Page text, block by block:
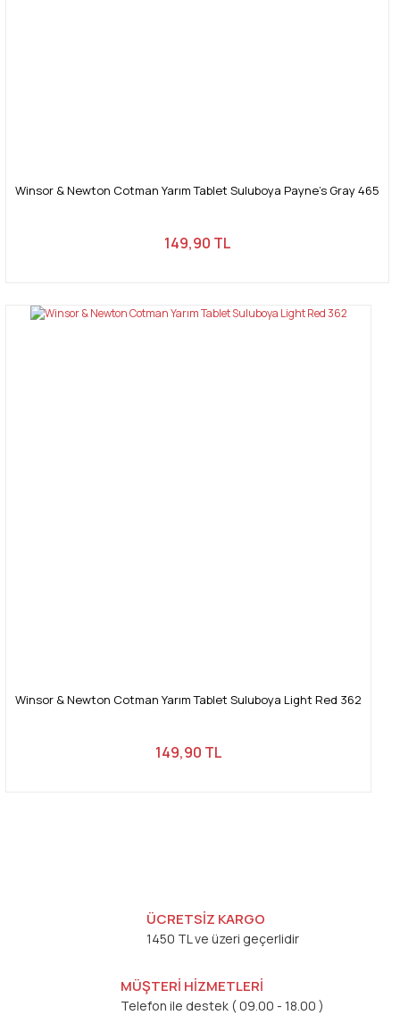
Winsor & Newton Cotman Yarım Tablet Suluboya Payne's Gray 465
149,90 TL
Winsor & Newton Cotman Yarım Tablet Suluboya Light Red 362
149,90 TL
ÜCRETSİZ KARGO
1450 TL ve üzeri geçerlidir
MÜŞTERİ HİZMETLERİ
Telefon ile destek ( 09.00 - 18.00 )